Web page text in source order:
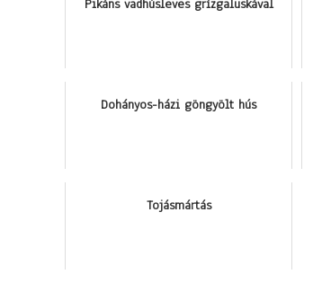
Pikáns vadhúsleves grízgaluskával
Dohányos-házi göngyölt hús
Tojásmártás